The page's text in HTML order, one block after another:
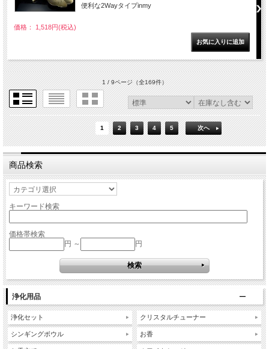
便利な2Wayタイプinmy
価格： 1,518円(税込)
1 / 9ページ（全169件）
1 2 3 4 5 次へ
商品検索
キーワード検索
価格帯検索
円 ～
円
浄化用品
浄化セット
シンギングボウル
クリスタルチューナー
お香